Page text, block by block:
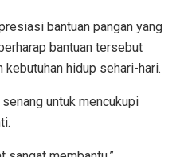
bantuan pangan yang
bantuan tersebut
hidup sehari-hari.
untuk mencukupi